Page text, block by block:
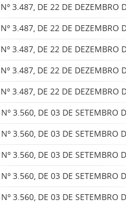
3.487, DE 22 DE DEZEMBRO
3.487, DE 22 DE DEZEMBRO
3.487, DE 22 DE DEZEMBRO
3.487, DE 22 DE DEZEMBRO
3.487, DE 22 DE DEZEMBRO
3.560, DE 03 DE SETEMBRO
3.560, DE 03 DE SETEMBRO
3.560, DE 03 DE SETEMBRO
3.560, DE 03 DE SETEMBRO
3.560, DE 03 DE SETEMBRO